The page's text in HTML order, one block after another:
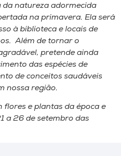
da natureza adormecida
na primavera. Ela será
à biblioteca e locais de
Além de tornar o
pretende ainda
das espécies de
de conceitos saudáveis
nossa região.
flores e plantas da época e
a 26 de setembro das